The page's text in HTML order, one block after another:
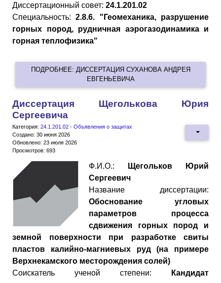
Диссертационный совет: 24.1.201.02
Специальность:2.8.6. "Геомеханика, разрушение
горных пород, рудничная аэрогазодинамика и
горная теплофизика"
ПОДРОБНЕЕ: ДИССЕРТАЦИЯ СУХАНОВА АНДРЕЯ
ЕВГЕНЬЕВИЧА
Диссертация Щеголькова Юрия
Сергеевича
Категория: 24.1.201.02 - Объявления о защитах
Создано: 30 июня 2026
Обновлено: 23 июля 2026
Просмотров: 693
Ф.И.О.:
Щегольков Юрий
Сергеевич
Название диссертации:
Обоснование угловых
параметров процесса
сдвижения горных пород и
земной поверхности при разработке свиты
пластов калийно-магниевых руд (на примере
Верхнекамского месторождения солей)
Cоискатель ученой степени: Кандидат